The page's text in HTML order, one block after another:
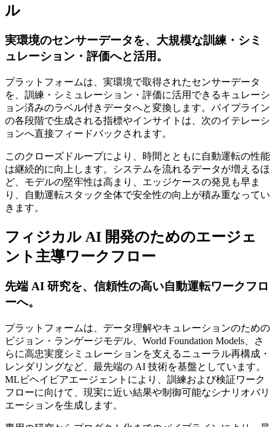
ル
実環境のセンサーデータを、大規模な訓練・シミ
ュレーション・評価へと活用。
プラットフォームは、実環境で取得されたセンサーデータ
を、訓練・シミュレーション・評価に活用できるキュレーシ
ョン済みのラベル付きデータへと変換します。パイプライン
の各段階で生成される指標やインサイトは、次のイテレーシ
ョンへ直接フィードバックされます。
このクローズドループにより、時間とともに自動運転の性能
は継続的に向上します。システムを流れるデータが増えるほ
ど、モデルの堅牢性は高まり、エッジケースの発見も早ま
り、自動運転スタック全体で安全性の向上が積み重なってい
きます。
フィジカル AI 開発のためのエージェ
ント主導ワークフロー
先端 AI 研究を、信頼性の高い自動運転ワークフロ
ーへ。
プラットフォームは、データ理解やキュレーションのための
ビジョン・ランゲージモデル、World Foundation Models、さ
らに高忠実度シミュレーションを支えるニューラル再構成・
レンダリングなど、最先端の AI 技術を基盤としています。
MLビヘイビアエージェントにより、訓練および検証ワーク
フローに向けて、現実に近い結果や制御可能なシナリオバリ
エーションを生成します。